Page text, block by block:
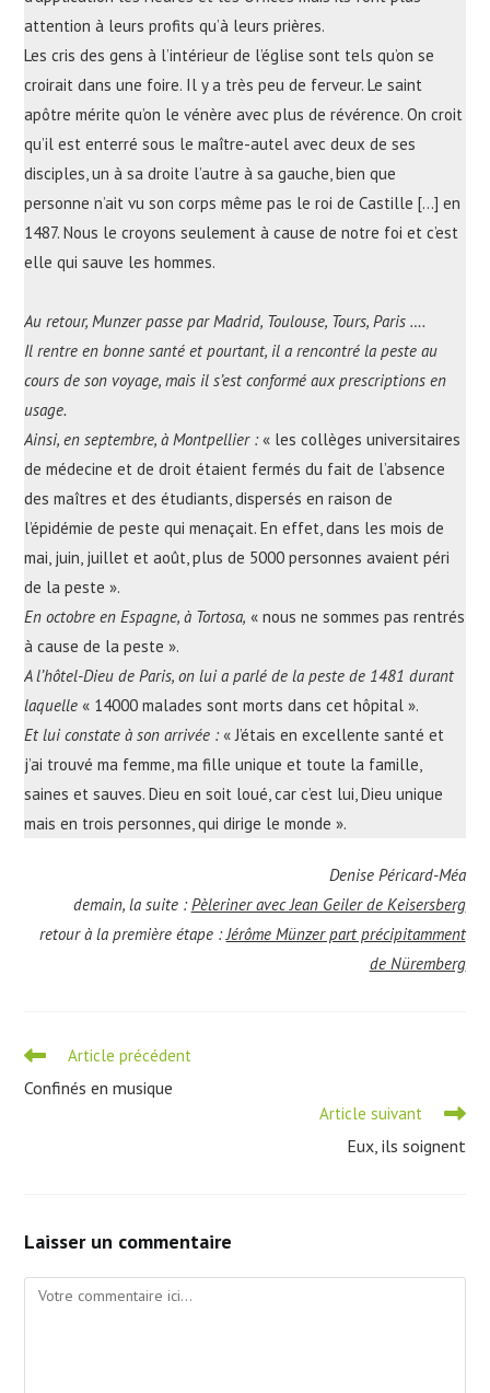
attention à leurs profits qu’à leurs prières.
Les cris des gens à l’intérieur de l’église sont tels qu’on se
croirait dans une foire. Il y a très peu de ferveur. Le saint
apôtre mérite qu’on le vénère avec plus de révérence. On croit
qu’il est enterré sous le maître-autel avec deux de ses
disciples, un à sa droite l’autre à sa gauche, bien que
personne n’ait vu son corps même pas le roi de Castille […] en
1487. Nous le croyons seulement à cause de notre foi et c’est
elle qui sauve les hommes.
Au retour, Munzer passe par Madrid, Toulouse, Tours, Paris ….
Il rentre en bonne santé et pourtant, il a rencontré la peste au
cours de son voyage, mais il s’est conformé aux prescriptions en
usage.
Ainsi, en septembre, à Montpellier :« les collèges universitaires
de médecine et de droit étaient fermés du fait de l’absence
des maîtres et des étudiants, dispersés en raison de
l’épidémie de peste qui menaçait. En effet, dans les mois de
mai, juin, juillet et août, plus de 5000 personnes avaient péri
de la peste ».
En octobre en Espagne, à Tortosa, « nous ne sommes pas rentrés
à cause de la peste ».
A l’hôtel-Dieu de Paris, on lui a parlé de la peste de 1481 durant
laquelle« 14000 malades sont morts dans cet hôpital ».
Et lui constate à son arrivée :« J’étais en excellente santé et
j’ai trouvé ma femme, ma fille unique et toute la famille,
saines et sauves. Dieu en soit loué, car c’est lui, Dieu unique
mais en trois personnes, qui dirige le monde ».
Denise Péricard-Méa
demain, la suite :Pèleriner avec Jean Geiler de Keisersberg
retour à la première étape :Jérôme Münzer part précipitamment
de Nüremberg
Read
articles
Article précédent
Confinés en musique
Article suivant
Eux, ils soignent
Laisser un commentaire
Comment